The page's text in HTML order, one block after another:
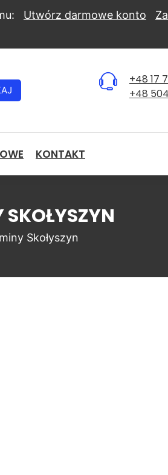
Utwórz darmowe konto
+48 17
+48
KONTAKT
Skołyszyn